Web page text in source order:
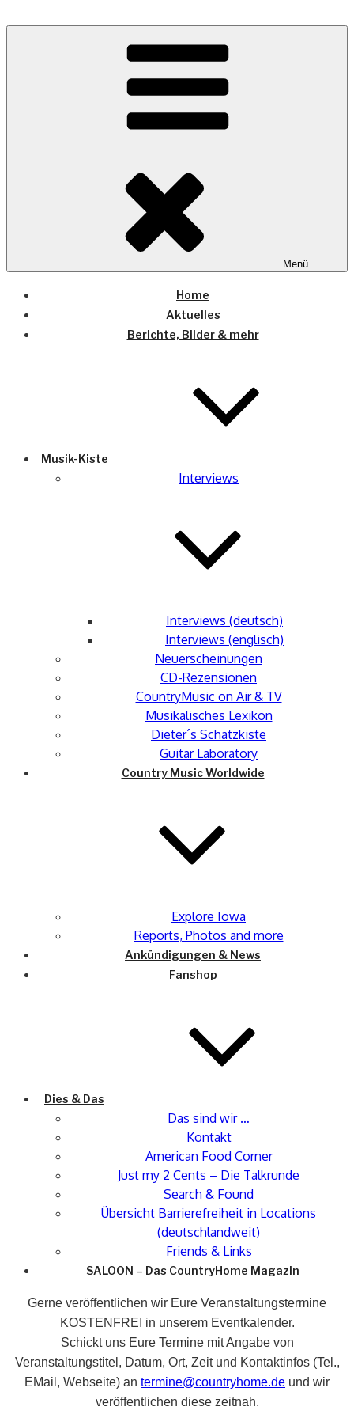
COUNTRYHOME
Wo die (Country-) Musik Zuhause ist
Menü
Home
Aktuelles
Berichte, Bilder & mehr
Musik-Kiste
Interviews
Interviews (deutsch)
Interviews (englisch)
Neuerscheinungen
CD-Rezensionen
CountryMusic on Air & TV
Musikalisches Lexikon
Dieter´s Schatzkiste
Guitar Laboratory
Country Music Worldwide
Explore Iowa
Reports, Photos and more
Ankündigungen & News
Fanshop
Dies & Das
Das sind wir …
Kontakt
American Food Corner
Just my 2 Cents – Die Talkrunde
Search & Found
Übersicht Barrierefreiheit in Locations
(deutschlandweit)
Friends & Links
SALOON – Das CountryHome Magazin
Gerne veröffentlichen wir Eure Veranstaltungstermine
KOSTENFREI in unserem Eventkalender.
Schickt uns Eure Termine mit Angabe von
Veranstaltungstitel, Datum, Ort, Zeit und Kontaktinfos (Tel.,
EMail, Webseite) an termine@countryhome.de und wir
veröffentlichen diese zeitnah.